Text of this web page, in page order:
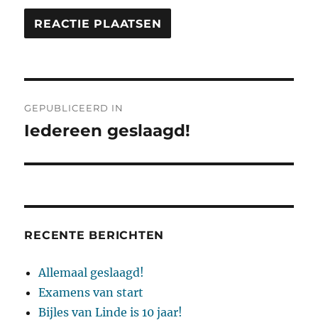
navigatie
GEPUBLICEERD IN
Iedereen geslaagd!
RECENTE BERICHTEN
Allemaal geslaagd!
Examens van start
Bijles van Linde is 10 jaar!